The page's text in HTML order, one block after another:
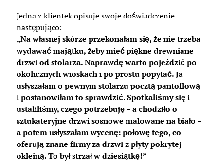
Jedna z klientek opisuje swoje doświadczenie
następująco:
„Na własnej skórze przekonałam się, że nie trzeba
wydawać majątku, żeby mieć piękne drewniane
drzwi od stolarza. Naprawdę warto pojeździć po
okolicznych wioskach i po prostu popytać. Ja
usłyszałam o pewnym stolarzu pocztą pantoflową
i postanowiłam to sprawdzić. Spotkaliśmy się i
ustaliliśmy, czego potrzebuję – a chodziło o
sztukateryjne drzwi sosnowe malowane na biało –
a potem usłyszałam wycenę: połowę tego, co
oferują znane firmy za drzwi z płyty pokrytej
okleiną. To był strzał w dziesiątkę!”